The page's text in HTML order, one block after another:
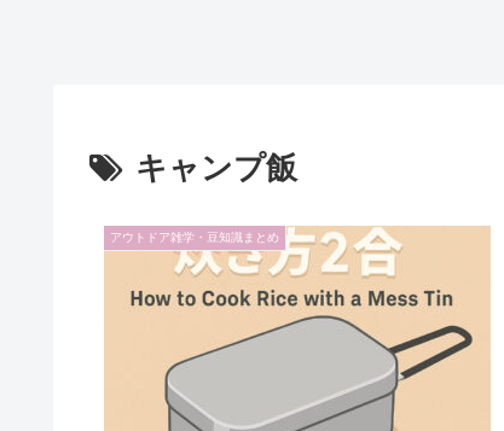
キャンプ飯
アウトドア雑学・豆知識まとめ